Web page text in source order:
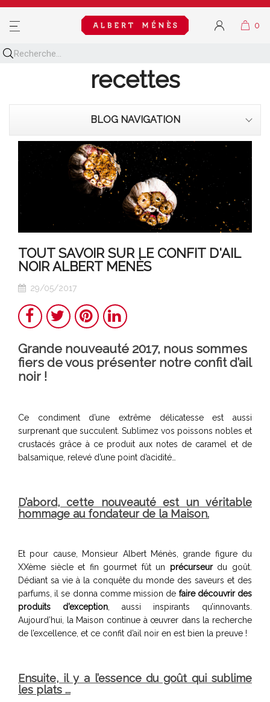
MENU
Découvrez toutes nos
recettes
BLOG NAVIGATION
TOUT SAVOIR SUR LE CONFIT D'AIL
NOIR ALBERT MENÈS
29/05/2017
Grande nouveauté 2017, nous sommes
fiers de vous présenter notre confit d’ail
noir !
Ce condiment d’une extrême délicatesse est aussi
surprenant que succulent. Sublimez vos poissons nobles et
crustacés grâce à ce produit aux notes de caramel et de
balsamique, relevé d’une point d’acidité…
D’abord, cette nouveauté est un véritable
hommage au fondateur de la Maison.
Et pour cause, Monsieur Albert Ménès, grande figure du
XXème siècle et fin gourmet fût un précurseur du goût.
Dédiant sa vie à la conquête du monde des saveurs et des
parfums, il se donna comme mission de faire découvrir des
produits d’exception , aussi inspirants qu’innovants.
Aujourd’hui, la Maison continue à œuvrer dans la recherche
de l’excellence, et ce confit d’ail noir en est bien la preuve !
Ensuite, il y a l’essence du goût qui sublime
les plats ...